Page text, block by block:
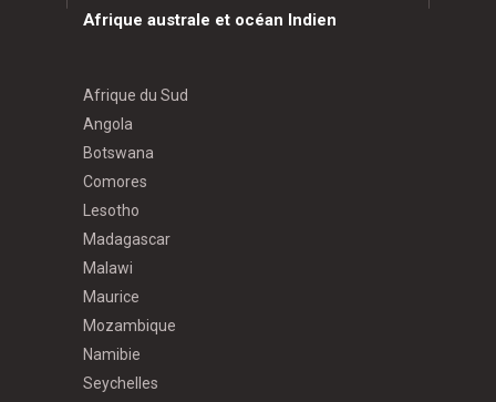
Afrique australe et océan Indien
Afrique du Sud
Angola
Botswana
Comores
Lesotho
Madagascar
Malawi
Maurice
Mozambique
Namibie
Seychelles